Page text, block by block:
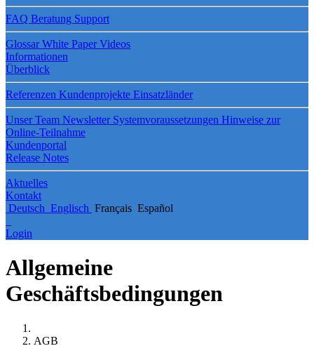
FAQ Beratung Support
GlossarWhite PaperVideos
Informationen
Überblick
Referenzen Kundenprojekte Einsatzländer
Unser Team Newsletter Systemvoraussetzungen Hinweise zur
Online-Teilnahme
Kundenportal
Release Notes
Aktuelles
Kontakt
Deutsch Englisch Français Español
Login
Allgemeine
Geschäftsbedingungen
AGB